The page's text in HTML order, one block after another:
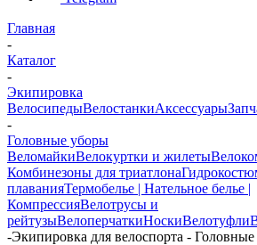
Главная
-
Каталог
-
Экипировка
ВелосипедыВелостанкиАксессуары
-
Головные уборы
ВеломайкиВелокуртки и жилеты
Комбинезоны для триатлона
плаванияТермобелье | Нательное белье |
КомпрессияВелотрусы и
рейтузыВелоперчаткиНоскиВелотуфли
-Экипировка для велоспорта -